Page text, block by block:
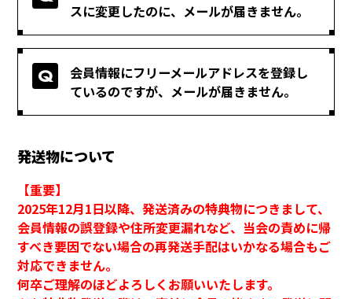
スに変更したのに、メールが届きません。
会員情報にフリーメールアドレスを登録し
ているのですが、メールが届きません。
発送物について
【重要】
2025年12月1日以降、発送済みの特典物につきまして、
会員情報の誤登録や住所変更漏れなど、当会の責めに帰
すべき要因でない場合の再発送手配はいかなる場合もご
対応できません。
何卒ご理解のほどよろしくお願いいたします。